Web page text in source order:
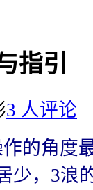
指引
3 人评论
的角度
少，3浪